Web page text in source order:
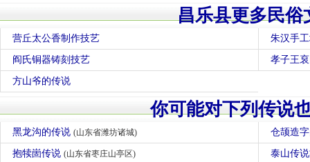
昌乐县更多民俗
营丘太公香制作技艺 朱汉手
阎氏铜器铸刻技艺 孝子王
方山爷的传说
你可能对下列传说
黑龙沟的传说 (山东省潍坊诸城) 仓颉造
抱犊崮传说 (山东省枣庄山亭区) 泰山传